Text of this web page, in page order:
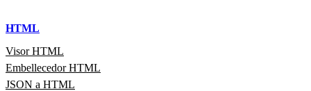
HTML
Visor HTML
Embellecedor HTML
JSON a HTML